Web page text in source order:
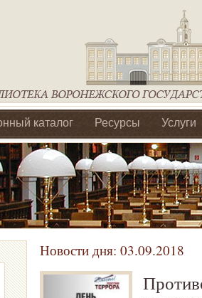
каталог Ресурсы Услуги
отделения Ассоциации
Новости дня: 03.09.2018